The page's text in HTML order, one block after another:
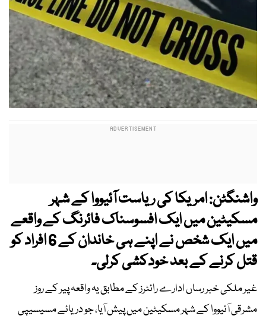
واشنگٹن: امریکا کی ریاست آئیووا کے شہر
مسکیٹین میں ایک افسوسناک فائرنگ کے واقعے
میں ایک شخص نے اپنے ہی خاندان کے 6 افراد کو
قتل کرنے کے بعد خودکشی کرلی۔
غیر ملکی خبر رساں ادارے رائٹرز کے مطابق یہ واقعہ پیر کے روز
مشرقی آئیووا کے شہر مسکیٹین میں پیش آیا، جو دریائے مسیسیپی